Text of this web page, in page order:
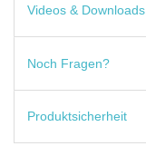
Videos & Downloads
Noch Fragen?
Produktsicherheit